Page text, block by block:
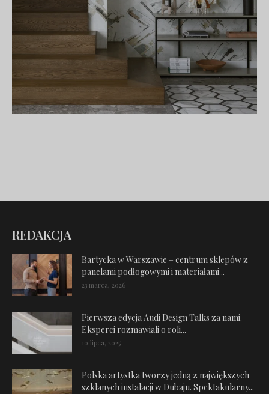
REDAKCJA
Bartycka w Warszawie – centrum sklepów z
panelami podłogowymi i materiałami...
23 marca, 2026
Pierwsza edycja Audi Design Talks za nami.
Eksperci rozmawiali o roli...
10 lipca, 2025
Polska artystka tworzy jedną z największych
szklanych instalacji w Dubaju. Spektakularny...